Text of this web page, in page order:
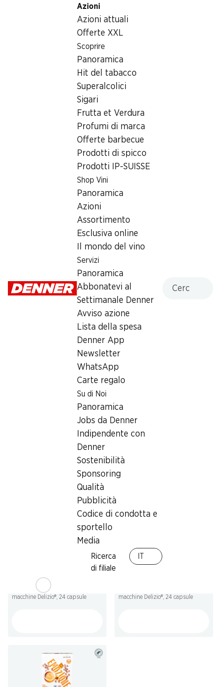
Azioni
Azioni attuali
Offerte XXL
Scoprire
Panoramica
Hit del tabacco
Superalcolici
Sigari
Frutta et Verdura
Profumi di marca
Offerte barbecue
Prodotti di spicco
Prodotti IP-SUISSE
Shop Vini
Panoramica
Azioni
Assortimento
Esclusiva online
Il mondo del vino
Servizi
Panoramica
Abbonatevi al
Settimanale Denner
Avviso azione
Lista della spesa
Denner App
Newsletter
WhatsApp
Carte regalo
Su di Noi
Panoramica
Jobs da Denner
Indipendente con
Denner
Sostenibilità
Sponsoring
Qualità
Pubblicità
Codice di condotta e
sportello
Media
Ricerca
di filiale
Caffè/Tè/cacao
Capsule di caffè Nero Espresso Denner
Capsule di caffè Nero Espresso
compatibili con le macchine Nespresso®, 30 capsule
Caffè torrefatto, macinato, in capsule, miscela Arabica
Aroma: Cioccolato al latte, malto chiaro, legno
Un Espresso corposo ed equilibrato con note maltate e
1003958
Altri clienti hanno acquistato
Capsule di caffè Passione
EMOZIONE
Lungo forte, compatibili con le
macchine Delizio®, 24 capsule
5.15 invece di 7.95
macchine Delizio®, 24 capsule